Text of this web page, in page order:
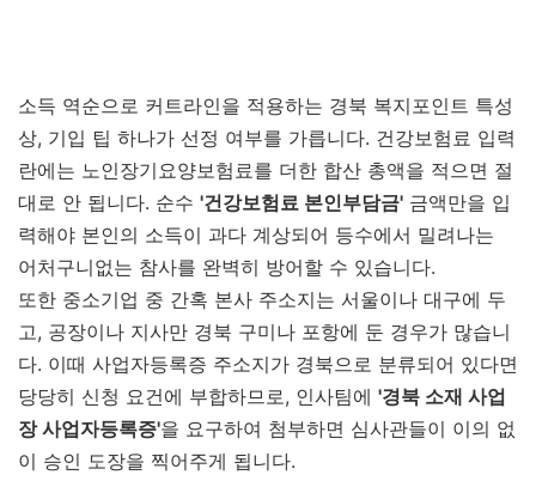
소득 역순으로 커트라인을 적용하는 경북 복지포인트 특성
상, 기입 팁 하나가 선정 여부를 가릅니다. 건강보험료 입력
란에는 노인장기요양보험료를 더한 합산 총액을 적으면 절
대로 안 됩니다. 순수 '건강보험료 본인부담금' 금액만을 입
력해야 본인의 소득이 과다 계상되어 등수에서 밀려나는
어처구니없는 참사를 완벽히 방어할 수 있습니다.
또한 중소기업 중 간혹 본사 주소지는 서울이나 대구에 두
고, 공장이나 지사만 경북 구미나 포항에 둔 경우가 많습니
다. 이때 사업자등록증 주소지가 경북으로 분류되어 있다면
당당히 신청 요건에 부합하므로, 인사팀에 '경북 소재 사업
장 사업자등록증'을 요구하여 첨부하면 심사관들이 이의 없
이 승인 도장을 찍어주게 됩니다.